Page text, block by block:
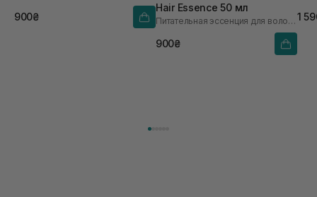
900₴
Hair Essence 50 мл
Питательная эссенция для волос с экстрактом черного чая
900₴
1